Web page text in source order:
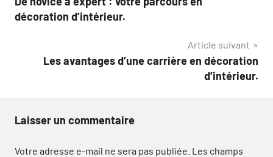
de
décoration d’intérieur.
Article suivant
Les avantages d’une carrière en décoration
d’intérieur.
Laisser un commentaire
Votre adresse e-mail ne sera pas publiée. Les champs